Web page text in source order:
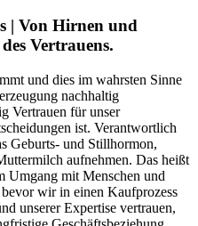
| Von Hirnen und
Vertrauens.
und dies im wahrsten Sinne
nachhaltig
Vertrauen für unser
ist. Verantwortlich
Geburts- und Stillhormon,
aufnehmen. Das heißt
Umgang mit Menschen und
wir in einen Kaufprozess
unserer Expertise vertrauen,